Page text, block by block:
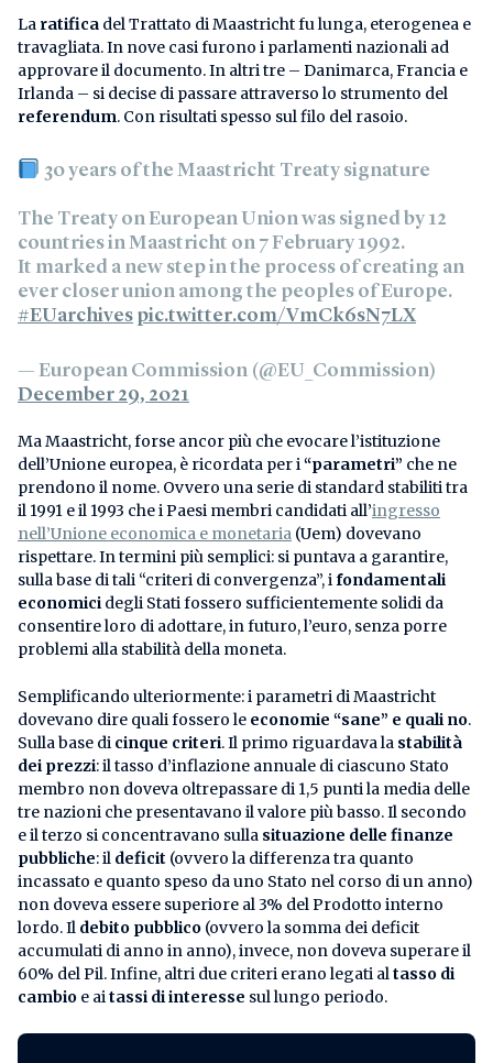
La ratifica del Trattato di Maastricht fu lunga, eterogenea e
travagliata. In nove casi furono i parlamenti nazionali ad
approvare il documento. In altri tre – Danimarca, Francia e
Irlanda – si decise di passare attraverso lo strumento del
referendum. Con risultati spesso sul filo del rasoio.
30 years of the Maastricht Treaty signature
The Treaty on European Union was signed by 12
countries in Maastricht on 7 February 1992.
It marked a new step in the process of creating an
ever closer union among the peoples of Europe.
#EUarchives pic.twitter.com/VmCk6sN7LX
— European Commission (@EU_Commission)
December 29, 2021
Ma Maastricht, forse ancor più che evocare l’istituzione
dell’Unione europea, è ricordata per i“parametri” che ne
prendono il nome. Ovvero una serie di standard stabiliti tra
il 1991 e il 1993 che i Paesi membri candidati all’ingresso
nell’Unione economica e monetaria (Uem) dovevano
rispettare. In termini più semplici: si puntava a garantire,
sulla base di tali “criteri di convergenza”, ifondamentali
economici degli Stati fossero sufficientemente solidi da
consentire loro di adottare, in futuro, l’euro, senza porre
problemi alla stabilità della moneta.
Semplificando ulteriormente: i parametri di Maastricht
dovevano dire quali fossero le economie “sane” e quali no.
Sulla base di cinque criteri. Il primo riguardava la stabilità
dei prezzi: il tasso d’inflazione annuale di ciascuno Stato
membro non doveva oltrepassare di 1,5 punti la media delle
tre nazioni che presentavano il valore più basso. Il secondo
e il terzo si concentravano sulla situazione delle finanze
pubbliche: il deficit (ovvero la differenza tra quanto
incassato e quanto speso da uno Stato nel corso di un anno)
non doveva essere superiore al 3% del Prodotto interno
lordo. Il debito pubblico (ovvero la somma dei deficit
accumulati di anno in anno), invece, non doveva superare il
60% del Pil. Infine, altri due criteri erano legati altasso di
cambio e aitassi di interesse sul lungo periodo.